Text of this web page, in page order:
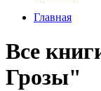
Главная
Все
Грозы"